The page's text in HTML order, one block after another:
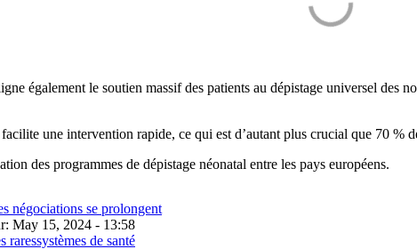
également le soutien massif des patients au dépistage universel des
une intervention rapide, ce qui est d’autant plus crucial que 70 %
des programmes de dépistage néonatal entre les pays européens.
négociations se prolongent
May 15, 2024 - 13:58
raressystèmes de santé